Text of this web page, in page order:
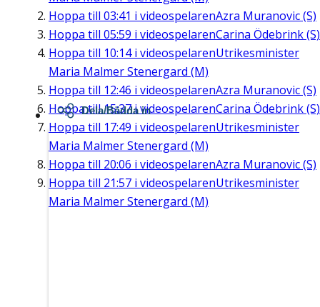
Hoppa till 03:41 i videospelarenAzra Muranovic (S)
Hoppa till 05:59 i videospelarenCarina Ödebrink (S)
Hoppa till 10:14i videospelarenUtrikesminister
Maria Malmer Stenergard (M)
Hoppa till 12:46 i videospelarenAzra Muranovic (S)
Hoppa till15:37i videospelarenCarina Ödebrink (S)
Hoppa till 17:49 i videospelarenUtrikesminister
Maria Malmer Stenergard (M)
Hoppa till 20:06 i videospelarenAzra Muranovic (S)
Hoppa till 21:57 i videospelarenUtrikesminister
Maria Malmer Stenergard (M)
Dela/Bädda in